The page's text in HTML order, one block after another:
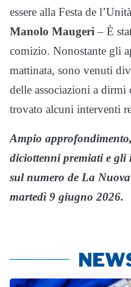
essere alla Festa de
Manolo Maugeri – È
comizio. Nonostante gli
mattinata, sono venuti
delle associazioni a dirmi
trovato alcuni interventi
Ampio
diciottenni premiati e gli
sul numero de La
martedì 9 giugno 2026.